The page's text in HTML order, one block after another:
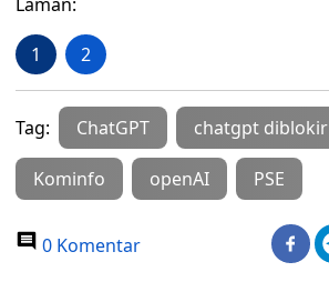
1 2
Tag: ChatGPT chatgpt diblokir
Kominfo openAI PSE
0 Komentar